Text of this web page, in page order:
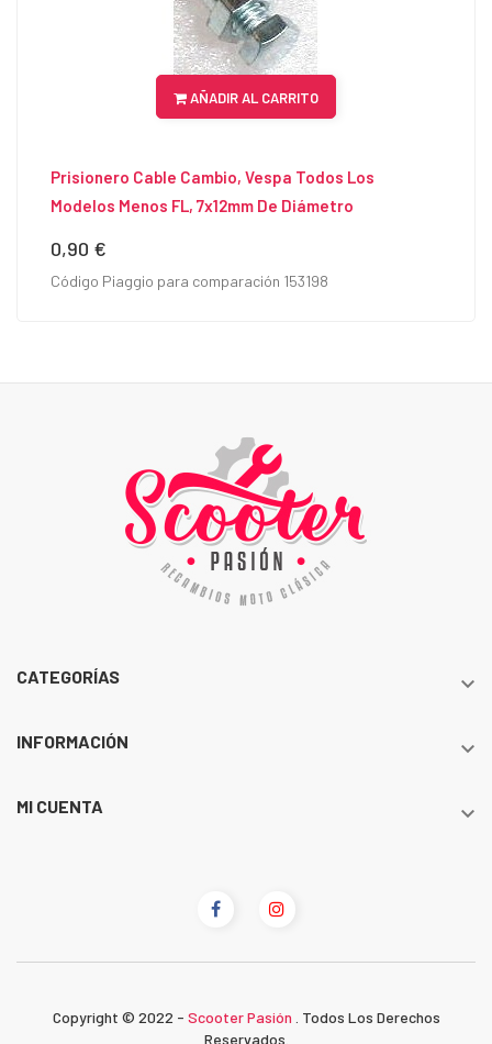
AÑADIR AL CARRITO
Prisionero Cable Cambio, Vespa Todos Los
Modelos Menos FL, 7x12mm De Diámetro
Precio
0,90 €
Código Piaggio para comparación 153198
CATEGORÍAS 
INFORMACIÓN 
MI CUENTA 
Copyright © 2022 - Scooter Pasión
. Todos Los Derechos
Reservados.